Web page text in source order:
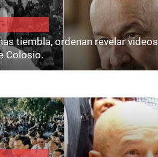
tiembla, ordenan revelar videos
Colosio.